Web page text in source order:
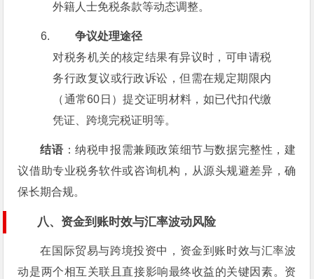
外籍人士免税条款等动态调整。
争议处理途径
对税务机关的核定结果有异议时，可申请税
务行政复议或行政诉讼，但需在规定期限内
（通常60日）提交证明材料，如已代扣代缴
凭证、跨境完税证明等。
结语 ：纳税申报需兼顾政策细节与数据完整性，建
议借助专业税务软件或咨询机构，从源头规避差异，确
保长期合规。
八、资金到账时效与汇率波动风险
在国际贸易与跨境投资中，资金到账时效与汇率波
动是两个相互关联且直接影响最终收益的关键因素。资